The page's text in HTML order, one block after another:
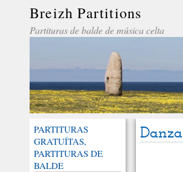
Breizh Partitions
Partituras de balde de música celta
PARTITURAS
GRATUÍTAS,
PARTITURAS DE
BALDE
Danza